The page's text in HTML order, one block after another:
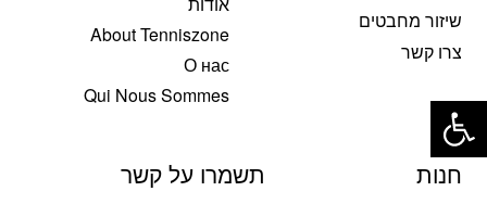
שיזור מחבטים
צרו קשר
About Tenniszone
О нас
Qui Nous Sommes
חנות תשמרו על קשר
פתח סרגל נגישות